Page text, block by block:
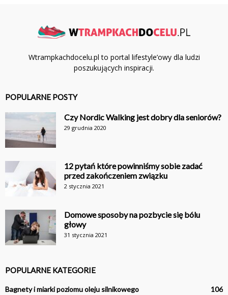
Wtrampkachdocelu.pl to portal lifestyle’owy dla ludzi
poszukujących inspiracji.
POPULARNE POSTY
Czy Nordic Walking jest dobry dla seniorów?
29 grudnia 2020
12 pytań które powinniśmy sobie zadać
przed zakończeniem związku
2 stycznia 2021
Domowe sposoby na pozbycie się bólu
głowy
31 stycznia 2021
POPULARNE KATEGORIE
Bagnety i miarki poziomu oleju silnikowego 106